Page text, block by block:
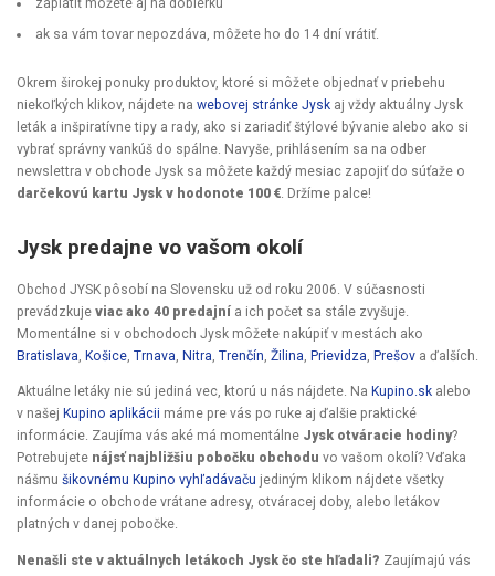
ak sa vám tovar nepozdáva, môžete ho do 14 dní vrátiť.
Okrem širokej ponuky produktov, ktoré si môžete objednať v priebehu
niekoľkých klikov, nájdete na webovej stránke Jysk aj vždy aktuálny Jysk
leták a inšpiratívne tipy a rady, ako si zariadiť štýlové bývanie alebo ako si
vybrať správny vankúš do spálne. Navyše, prihlásením sa na odber
newslettra v obchode Jysk sa môžete každý mesiac zapojiť do súťaže o
darčekovú kartu Jysk v hodonote 100 €. Držíme palce!
Jysk predajne vo vašom okolí
Obchod JYSK pôsobí na Slovensku už od roku 2006. V súčasnosti
prevádzkuje viac ako 40 predajní a ich počet sa stále zvyšuje.
Momentálne si v obchodoch Jysk môžete nakúpiť v mestách ako
Bratislava Košice Trnava Nitra Trenčín Žilina Prievidza Prešov a ďalších.
Aktuálne letáky nie sú jediná vec, ktorú u nás nájdete. Na Kupino.sk alebo
v našej Kupino aplikácii máme pre vás po ruke aj ďalšie praktické
informácie. Zaujíma vás aké má momentálne Jysk otváracie hodiny?
Potrebujete nájsť najbližšiu pobočku obchodu vo vašom okolí? Vďaka
nášmu šikovnému Kupino vyhľadávaču jediným klikom nájdete všetky
informácie o obchode vrátane adresy, otváracej doby, alebo letákov
platných v danej pobočke.
Nenašli ste v aktuálnych letákoch Jysk čo ste hľadali? Zaujímajú vás